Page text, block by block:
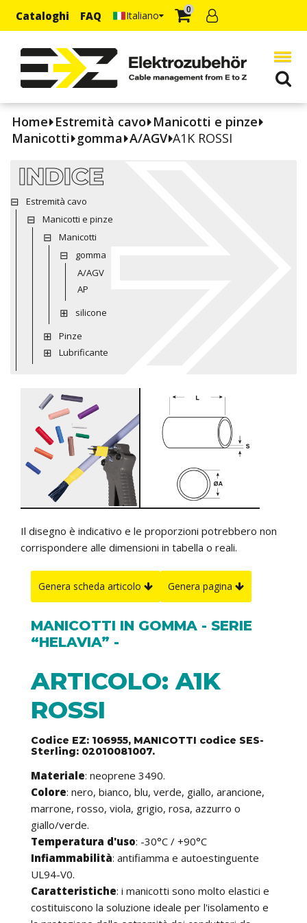
Cataloghi FAQ Italiano 0
Home Estremità cavo Manicotti e pinze
Manicotti gomma A/AGV A1K ROSSI
INDICE
Estremità cavo
Manicotti e pinze
Manicotti
gomma
A/AGV
AP
silicone
Pinze
Lubrificante
Il disegno è indicativo e le proporzioni potrebbero non
corrispondere alle dimensioni in tabella o reali.
Genera scheda articolo Genera pagina
MANICOTTI IN GOMMA - SERIE
“HELAVIA” -
ARTICOLO: A1K
ROSSI
Codice EZ: 106955, MANICOTTI codice SES-
Sterling: 02010081007.
Materiale: neoprene 3490.
Colore: nero, bianco, blu, verde, giallo, arancione,
marrone, rosso, viola, grigio, rosa, azzurro o
giallo/verde.
Temperatura d'uso: -30°C / +90°C
Infiammabilità: antifiamma e autoestinguente
UL94-V0.
Caratteristiche: i manicotti sono molto elastici e
costituiscono la soluzione ideale per l'isolamento e